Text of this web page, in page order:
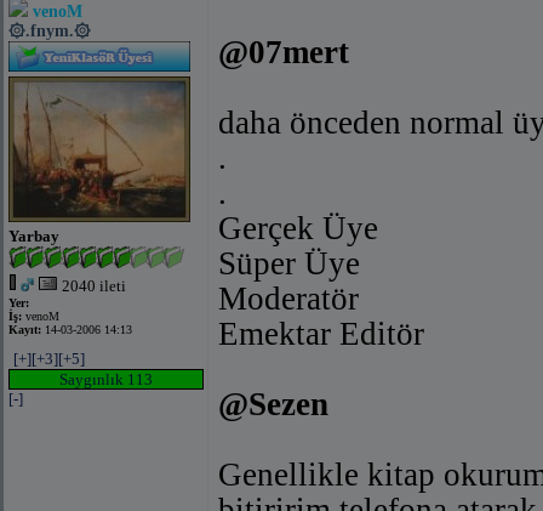
venoM
۞.fnym.۞
Yarbay
2040 ileti
Yer:
İş: venoM
Kayıt: 14-03-2006 14:13
[+][+3][+5]
Saygınlık 113
[-]
@07mert
daha önceden normal
.
.
Gerçek Üye
Süper Üye
Moderatör
Emektar Editör
@Sezen
Genellikle kitap